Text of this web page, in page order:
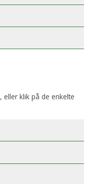
klik på de enkelte